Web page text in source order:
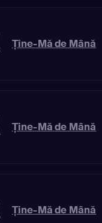
Ține-Mă de Mână
Ține-Mă de Mână
Ține-Mă de Mână